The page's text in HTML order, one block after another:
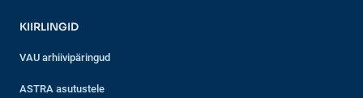
KIIRLINGID
VAU arhiivipäringud
ASTRA asutustele